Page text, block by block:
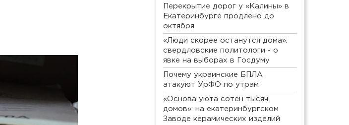
Перекрытие дорог у «Калины» в
Екатеринбурге продлено до
октября
«Люди скорее останутся дома»:
свердловские политологи - о
явке на выборах в Госдуму
Почему украинские БПЛА
атакуют УрФО по утрам
«Основа уюта сотен тысяч
домов»: на екатеринбургском
Заводе керамических изделий